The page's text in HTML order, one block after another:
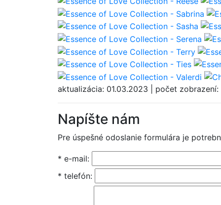
aktualizácia: 01.03.2023 | počet zobrazení:
Napíšte nám
Pre úspešné odoslanie formulára je
* e-mail:
* telefón: